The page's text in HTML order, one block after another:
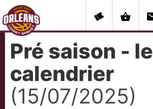
Pré saison - le
calendrier
(15/07/2025)